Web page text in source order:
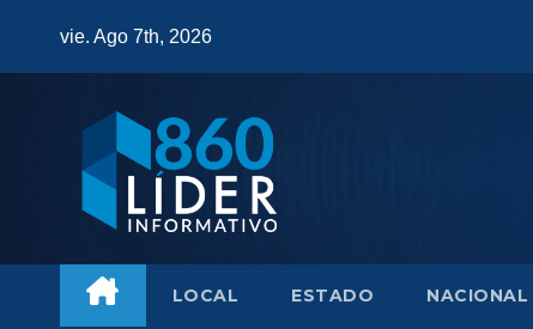
vie. Ago 7th, 2026
LOCAL ESTADO NACIONAL